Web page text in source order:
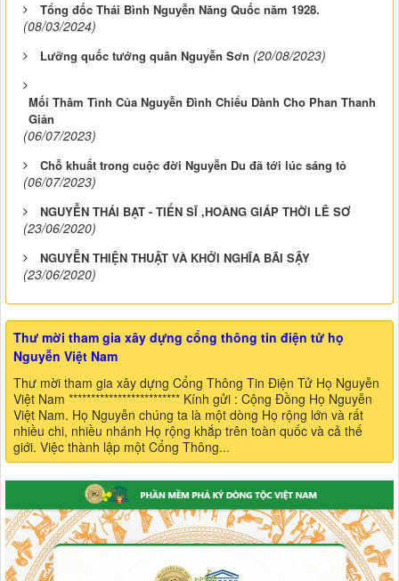
Tổng đốc Thái Bình Nguyễn Năng Quốc năm 1928.
(08/03/2024)
Lưỡng quốc tướng quân Nguyễn Sơn (20/08/2023)
Mối Thâm Tình Của Nguyễn Đình Chiểu Dành Cho Phan Thanh
Giản
(06/07/2023)
Chỗ khuất trong cuộc đời Nguyễn Du đã tới lúc sáng tỏ
(06/07/2023)
NGUYỄN THÁI BẠT - TIẾN SĨ ,HOÀNG GIÁP THỜI LÊ SƠ
(23/06/2020)
NGUYỄN THIỆN THUẬT VÀ KHỞI NGHĨA BÃI SẬY
(23/06/2020)
Thư mời tham gia xây dựng cổng thông tin điện tử họ
Nguyễn Việt Nam
Thư mời tham gia xây dựng Cổng Thông Tin Điện Tử Họ Nguyễn
Việt Nam ************************* Kính gửi : Cộng Đồng Họ Nguyễn
Việt Nam. Họ Nguyễn chúng ta là một dòng Họ rộng lớn và rất
nhiều chi, nhiều nhánh Họ rộng khắp trên toàn quốc và cả thế
giới. Việc thành lập một Cổng Thông...